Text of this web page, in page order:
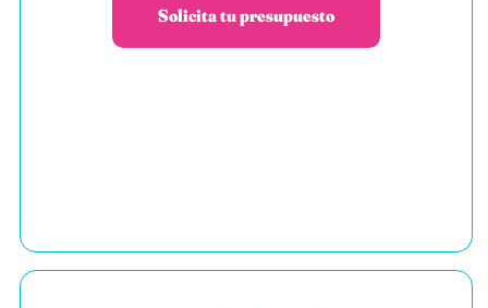
Solicita tu presupuesto